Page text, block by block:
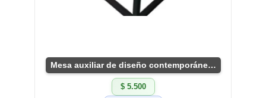
Mesa auxiliar de diseño contemporáneo industrial
$ 5.500